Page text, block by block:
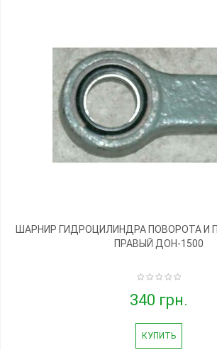
ШАРНИР ГИДРОЦИЛИНДРА ПОВОРОТА И
ПРАВЫЙ ДОН-1500
340 грн.
КУПИТЬ